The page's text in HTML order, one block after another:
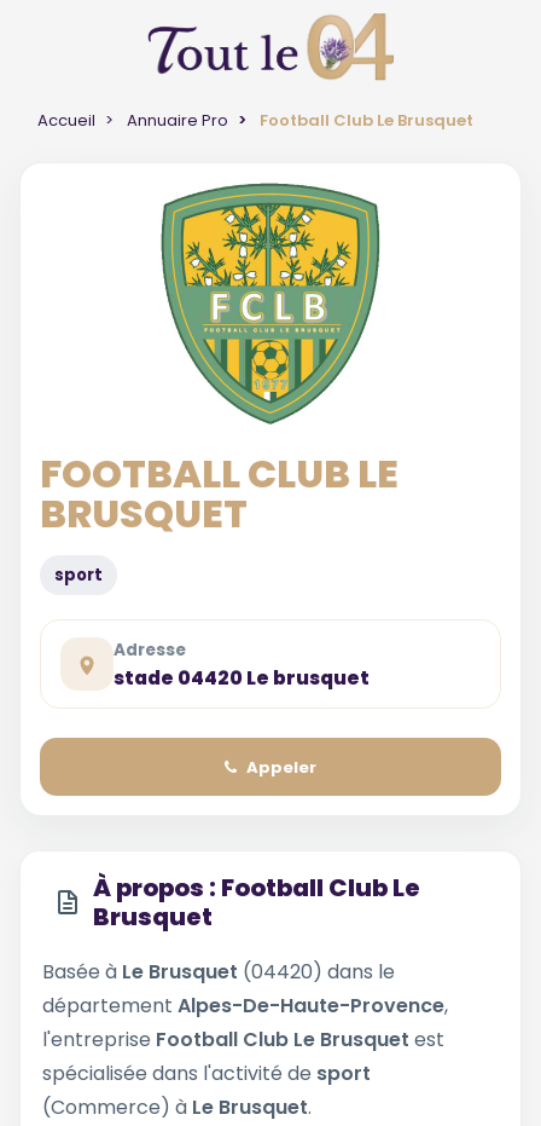
Accueil Annuaire Pro Football Club Le Brusquet
FOOTBALL CLUB LE
BRUSQUET
sport
Adresse
stade 04420 Le brusquet
Appeler
À propos : Football Club Le
Brusquet
Basée à Le Brusquet (04420) dans le
département Alpes-De-Haute-Provence,
l'entreprise Football Club Le Brusquet est
spécialisée dans l'activité de sport
(Commerce) à Le Brusquet.